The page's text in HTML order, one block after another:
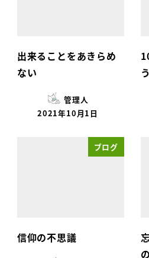
出来ることをあきらめ
ない
管理人
2021年10月1日
ブログ
信仰の不思議